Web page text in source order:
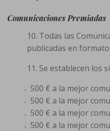
Comunicaciones Premiadas
10. Todas las
publicadas en
11. Se establecen los
500 € a la mejor
500 € a la mejor
500 € a la mejor
500 € a la mejor